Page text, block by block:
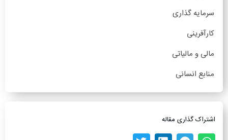
سرمایه گذاری
کارآفرینی
مالی و مالیاتی
منابع انسانی
اشتراک گذاری مقاله